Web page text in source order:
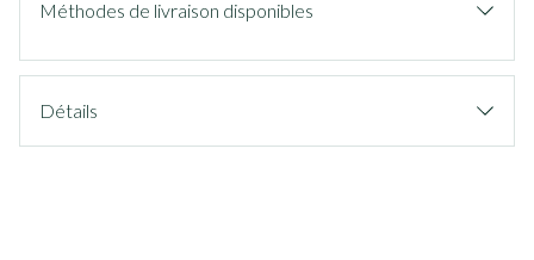
Méthodes de livraison disponibles
Détails